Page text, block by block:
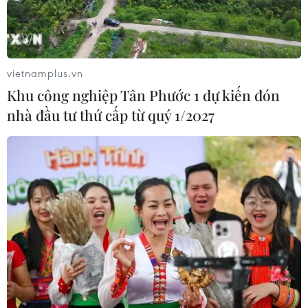
10/08/2026 14:24
Huế xử lý 177 dự án khó khăn, vướng
mắc tồn đọng kéo dài
Chấp thuận chủ trương đầu tư mở
rộng Quốc lộ 56, đoạn qua Đồng Nai
10/08/2026 14:17
Thành phố Hồ Chí Minh sẽ tích hợp
IoT vào hạ tầng giao thông thông
minh
10/08/2026 14:08
vietnamplus.vn
Khu công nghiệp Tân Phước 1 dự kiến đón
nhà đầu tư thứ cấp từ quý 1/2027